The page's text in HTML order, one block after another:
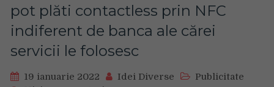
pot plăti contactless prin NFC
indiferent de banca ale cărei
servicii le folosesc
19 ianuarie 2022 Idei Diverse
Publicitate